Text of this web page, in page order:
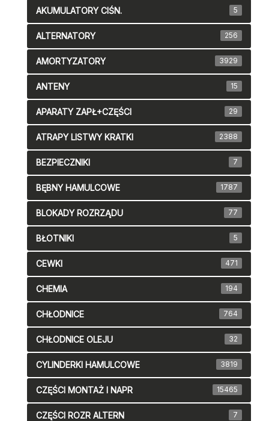
AKUMULATORY CIŚN. 5
ALTERNATORY 256
AMORTYZATORY 3929
ANTENY 15
APARATY ZAPŁ+CZĘŚCI 29
ATRAPY LISTWY KRATKI 2388
BEZPIECZNIKI 7
BĘBNY HAMULCOWE 1787
BLOKADY ROZRZĄDU 77
BŁOTNIKI 5
CEWKI 471
CHEMIA 194
CHŁODNICE 764
CHŁODNICE OLEJU 32
CYLINDERKI HAMULCOWE 3819
CZĘŚCI MONTAŻ I NAPR 15465
CZĘŚCI ROZR ALTERN 7